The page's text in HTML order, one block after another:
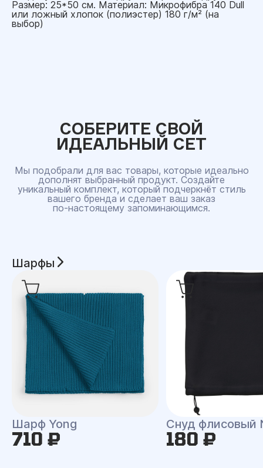
Размер: 25*50 см. Материал: Микрофибра 140 Dull
или ложный хлопок (полиэстер) 180 г/м² (на
выбор)
СОБЕРИТЕ СВОЙ
ИДЕАЛЬНЫЙ СЕТ
Мы подобрали для вас товары, которые идеально
дополнят выбранный продукт. Создайте
уникальный комплект, который подчеркнёт стиль
вашего бренда и сделает ваш заказ
по‑настоящему запоминающимся.
Шарфы
Шарф Yong
710 ₽
Снуд флисовый
180 ₽